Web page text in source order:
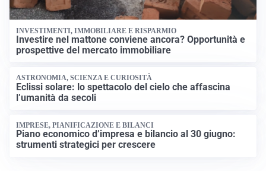
INVESTIMENTI, IMMOBILIARE E RISPARMIO
Investire nel mattone conviene ancora? Opportunità e
prospettive del mercato immobiliare
ASTRONOMIA, SCIENZA E CURIOSITÀ
Eclissi solare: lo spettacolo del cielo che affascina
l’umanità da secoli
IMPRESE, PIANIFICAZIONE E BILANCI
Piano economico d’impresa e bilancio al 30 giugno:
strumenti strategici per crescere